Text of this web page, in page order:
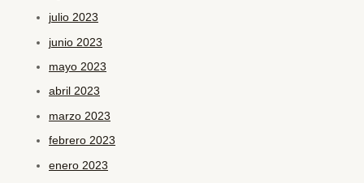
julio 2023
junio 2023
mayo 2023
abril 2023
marzo 2023
febrero 2023
enero 2023